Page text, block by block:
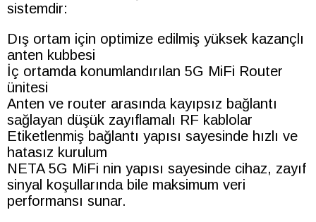
sistemdir:
Dış ortam için optimize edilmiş yüksek kazançlı
anten kubbesi
İç ortamda konumlandırılan 5G MiFi Router
ünitesi
Anten ve router arasında kayıpsız bağlantı
sağlayan düşük zayıflamalı RF kablolar
Etiketlenmiş bağlantı yapısı sayesinde hızlı ve
hatasız kurulum
NETA 5G MiFi nin yapısı sayesinde cihaz, zayıf
sinyal koşullarında bile maksimum veri
performansı sunar.